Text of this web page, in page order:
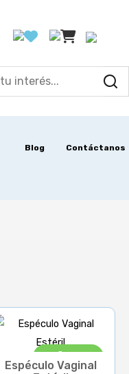
Blog Contáctanos
¡Oferta!
Espéculo Vaginal